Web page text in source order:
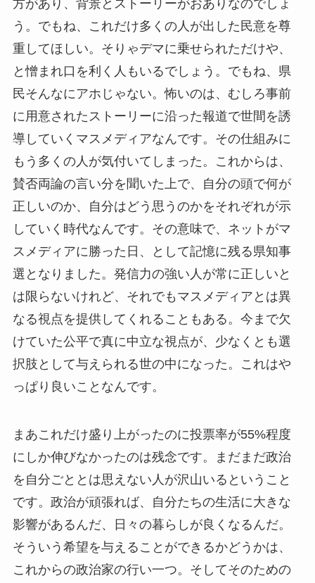
方があり、背景とストーリーがおありなのでしょ
う。でもね、これだけ多くの人が出した民意を尊
重してほしい。そりゃデマに乗せられただけや、
と憎まれ口を利く人もいるでしょう。でもね、県
民そんなにアホじゃない。怖いのは、むしろ事前
に用意されたストーリーに沿った報道で世間を誘
導していくマスメディアなんです。その仕組みに
もう多くの人が気付いてしまった。これからは、
賛否両論の言い分を聞いた上で、自分の頭で何が
正しいのか、自分はどう思うのかをそれぞれが示
していく時代なんです。その意味で、ネットがマ
スメディアに勝った日、として記憶に残る県知事
選となりました。発信力の強い人が常に正しいと
は限らないけれど、それでもマスメディアとは異
なる視点を提供してくれることもある。今まで欠
けていた公平で真に中立な視点が、少なくとも選
択肢として与えられる世の中になった。これはや
っぱり良いことなんです。
まあこれだけ盛り上がったのに投票率が55%程度
にしか伸びなかったのは残念です。まだまだ政治
を自分ごととは思えない人が沢山いるということ
です。政治が頑張れば、自分たちの生活に大きな
影響があるんだ、日々の暮らしが良くなるんだ。
そういう希望を与えることができるかどうかは、
これからの政治家の行い一つ。そしてそのための